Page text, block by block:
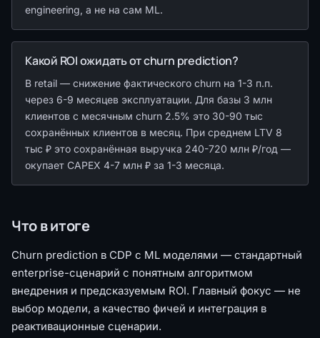
engineering, а не на сам ML.
Какой ROI ожидать от churn prediction?
В retail — снижение фактического churn на 1-3 п.п.
через 6-9 месяцев эксплуатации. Для базы 3 млн
клиентов с месячным churn 2.5% это 30-90 тыс
сохранённых клиентов в месяц. При среднем LTV 8
тыс ₽ это сохранённая выручка 240-720 млн ₽/год —
окупает CAPEX 4-7 млн ₽ за 1-3 месяца.
Что в итоге
Churn prediction в CDP с ML моделями — стандартный
enterprise-сценарий с понятным алгоритмом
внедрения и предсказуемым ROI. Главный фокус — не
выбор модели, а качество фичей и интеграция в
реактивационные сценарии.